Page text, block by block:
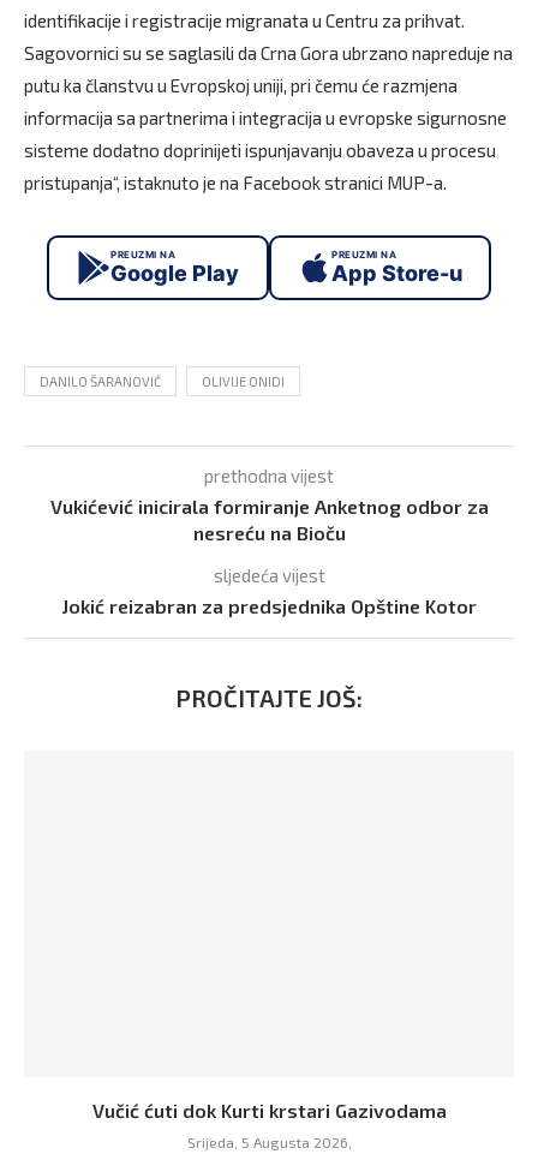
identifikacije i registracije migranata u Centru za prihvat.
Sagovornici su se saglasili da Crna Gora ubrzano napreduje na
putu ka članstvu u Evropskoj uniji, pri čemu će razmjena
informacija sa partnerima i integracija u evropske sigurnosne
sisteme dodatno doprinijeti ispunjavanju obaveza u procesu
pristupanja“, istaknuto je na Facebook stranici MUP-a.
PREUZMI NA
Google Play
PREUZMI NA
App Store-u
DANILO ŠARANOVIĆ OLIVIJE ONIDI
prethodna vijest
Vukićević inicirala formiranje Anketnog odbor za
nesreću na Bioču
sljedeća vijest
Jokić reizabran za predsjednika Opštine Kotor
PROČITAJTE JOŠ:
Vučić ćuti dok Kurti krstari Gazivodama
Srijeda, 5 Augusta 2026,